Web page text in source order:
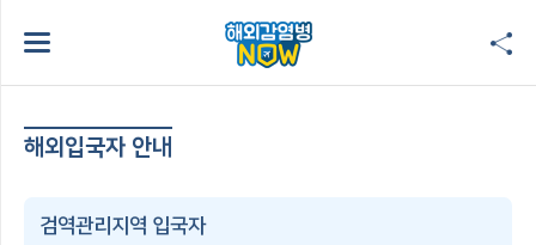
해외입국자 안내
검역관리지역 입국자